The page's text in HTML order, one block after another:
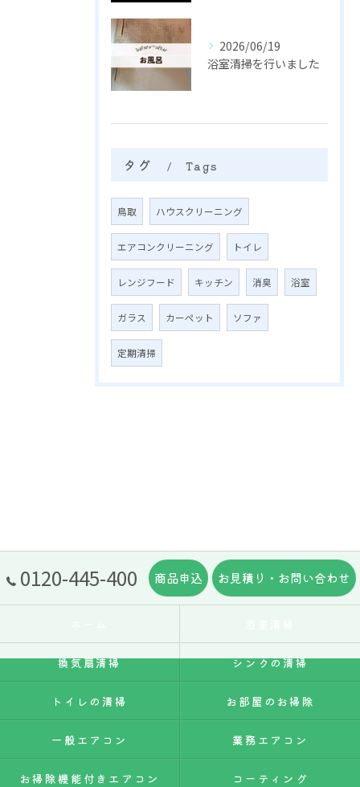
2026/06/19
浴室清掃を行いました
タグ Tags
鳥取 ハウスクリーニング
エアコンクリーニング トイレ
レンジフード キッチン 消臭 浴室
ガラス カーペット ソファ
定期清掃
0120-445-400 商品申込 お見積り・お問い合わせ
換気扇清掃 シンクの清掃
トイレの清掃 お部屋のお掃除
一般エアコン 業務エアコン
お掃除機能付きエアコン コーティング